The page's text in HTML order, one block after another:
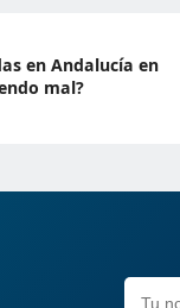
en Andalucía en
mal?